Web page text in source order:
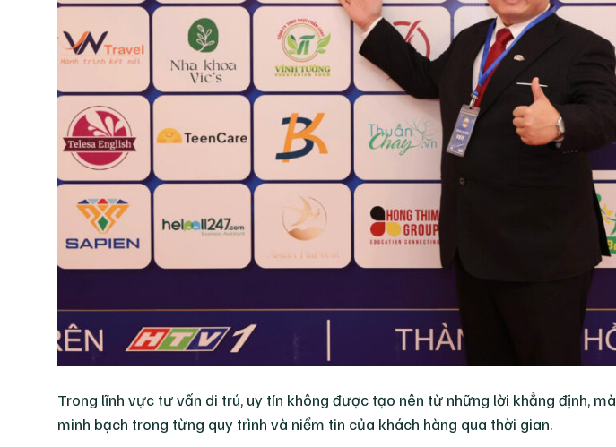
Trong lĩnh vực tư vấn di trú, uy tín không được tạo nên từ những lời khẳng định,
minh bạch trong từng quy trình và niềm tin của khách hàng qua thời gian.